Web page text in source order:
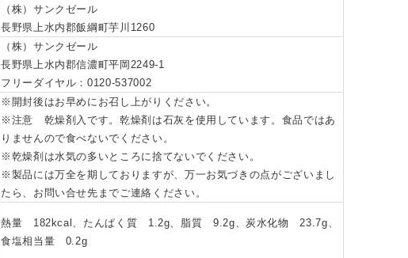
（株）サンクゼール
長野県上水内郡飯綱町芋川1260
（株）サンクゼール
長野県上水内郡信濃町平岡2249-1
フリーダイヤル：0120-537002
※開封後はお早めにお召し上がりください。
※注意 乾燥剤入です。乾燥剤は石灰を使用しています。食品ではあ
りませんので食べないでください。
※乾燥剤は水気の多いところに捨てないでください。
※製品には万全を期しておりますが、万一お気づきの点がございまし
たら、お問い合せ先までご連絡ください。
熱量 182kcal、たんぱく質 1.2g、脂質 9.2g、炭水化物 23.7g、
食塩相当量 0.2g